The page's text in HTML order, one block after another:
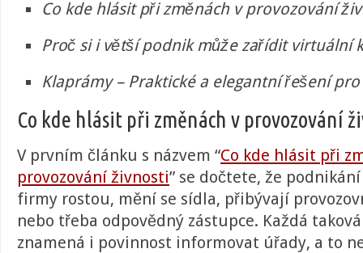
Co kde hlásit při změnách v provozování
Proč si i větší podnik může zařídit virtuální
Klaprámy – Praktické a elegantní řešení
Co kde hlásit při změnách v provozování
V prvním článku s názvem “Co kde hlásit při
provozování živnosti” se dočtete, že
firmy rostou, mění se sídla, přibývají
nebo třeba odpovědný zástupce. Každá
znamená i povinnost informovat úřady, a to